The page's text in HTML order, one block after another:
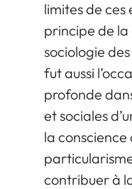
limites de ces
principe de
sociologie
fut aussi
profonde
et sociales
la
contribuer à